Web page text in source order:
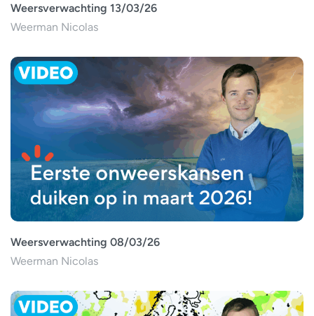
Weersverwachting 13/03/26
Weerman Nicolas
Weersverwachting 08/03/26
Weerman Nicolas